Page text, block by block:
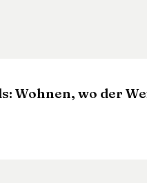
Wohnen, wo der